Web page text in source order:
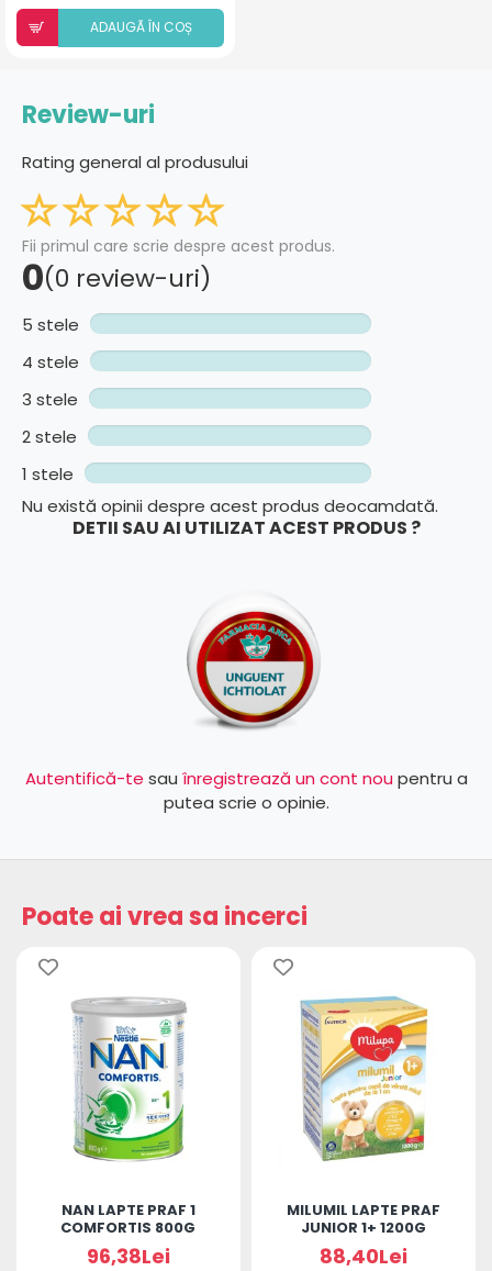
ADAUGÃ ÎN COȘ
Review-uri
Rating general al produsului
Fii primul care scrie despre acest produs.
0(0 review-uri)
5 stele
4 stele
3 stele
2 stele
1 stele
Nu există opinii despre acest produs deocamdată.
DETII SAU AI UTILIZAT ACEST PRODUS ?
Autentifică-te sau înregistrează un cont nou pentru a
putea scrie o opinie.
Poate ai vrea sa incerci
NAN LAPTE PRAF 1
COMFORTIS 800G
96,38Lei
MILUMIL LAPTE PRAF
JUNIOR 1+ 1200G
88,40Lei